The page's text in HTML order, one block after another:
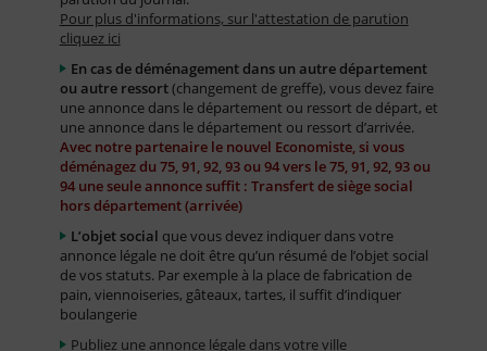
Pour plus d'informations, sur l'attestation de parution
cliquez ici
En cas de déménagement dans un autre département
ou autre ressort(changement de greffe), vous devez faire
une annonce dans le département ou ressort de départ, et
une annonce dans le département ou ressort d’arrivée.
Avec notre partenaire le nouvel Economiste, si vous
déménagez du 75, 91, 92, 93 ou 94 vers le 75, 91, 92, 93 ou
94 une seule annonce suffit : Transfert de siège social
hors département (arrivée)
L’objet social que vous devez indiquer dans votre
annonce légale ne doit être qu’un résumé de l’objet social
de vos statuts. Par exemple à la place de fabrication de
pain, viennoiseries, gâteaux, tartes, il suffit d’indiquer
boulangerie
Publiez une annonce légale dans votre ville